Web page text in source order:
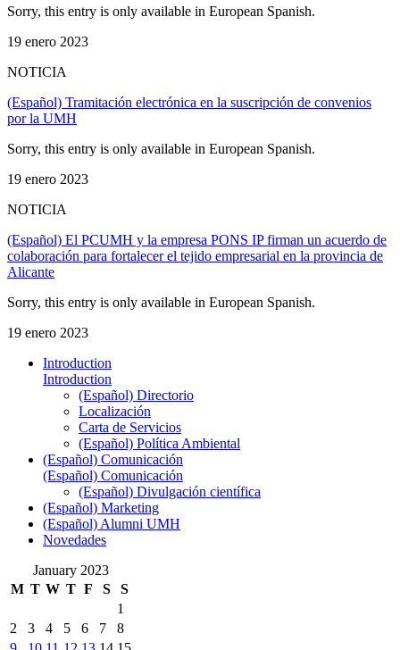
Sorry, this entry is only available in European Spanish.
19 enero 2023
NOTICIA
(Español) Tramitación electrónica en la suscripción de convenios
por la UMH
Sorry, this entry is only available in European Spanish.
19 enero 2023
NOTICIA
(Español) El PCUMH y la empresa PONS IP firman un acuerdo de
colaboración para fortalecer el tejido empresarial en la provincia de
Alicante
Sorry, this entry is only available in European Spanish.
19 enero 2023
Introduction
Introduction
(Español) Directorio
Localización
Carta de Servicios
(Español) Política Ambiental
(Español) Comunicación
(Español) Comunicación
(Español) Divulgación científica
(Español) Marketing
(Español) Alumni UMH
Novedades
January 2023
M T W T F S
S
1
2
3 4 5 6 7
8